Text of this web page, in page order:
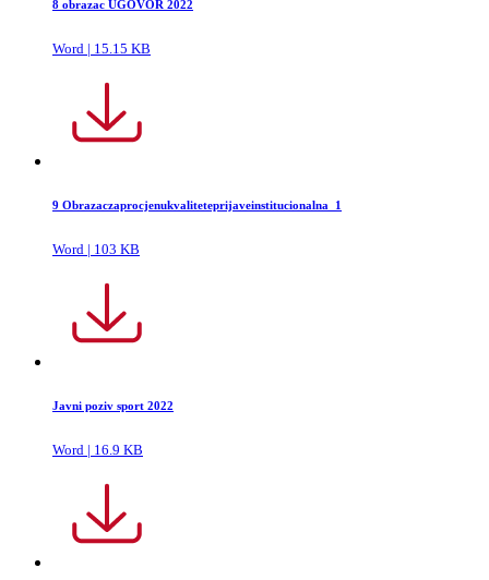
8 obrazac UGOVOR 2022
Word | 15.15 KB
9 Obrazaczaprocjenukvaliteteprijaveinstitucionalna_1
Word | 103 KB
Javni poziv sport 2022
Word | 16.9 KB